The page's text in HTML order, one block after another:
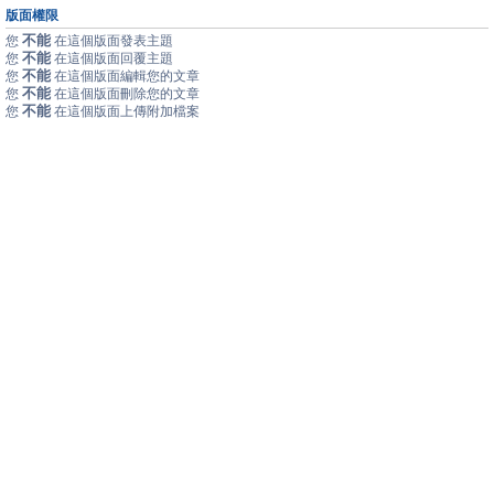
版面權限
您 不能 在這個版面發表主題
您 不能 在這個版面回覆主題
您 不能 在這個版面編輯您的文章
您 不能 在這個版面刪除您的文章
您 不能 在這個版面上傳附加檔案